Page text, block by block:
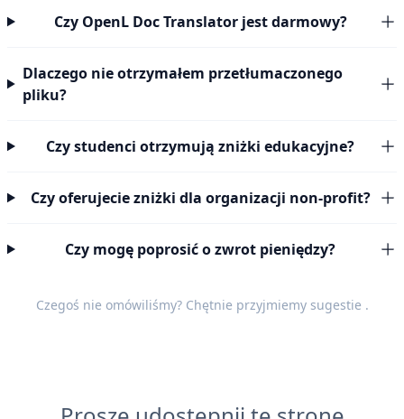
Czy OpenL Doc Translator jest darmowy?
Dlaczego nie otrzymałem przetłumaczonego
pliku?
Czy studenci otrzymują zniżki edukacyjne?
Czy oferujecie zniżki dla organizacji non-profit?
Czy mogę poprosić o zwrot pieniędzy?
Czegoś nie omówiliśmy? Chętnie przyjmiemy sugestie .